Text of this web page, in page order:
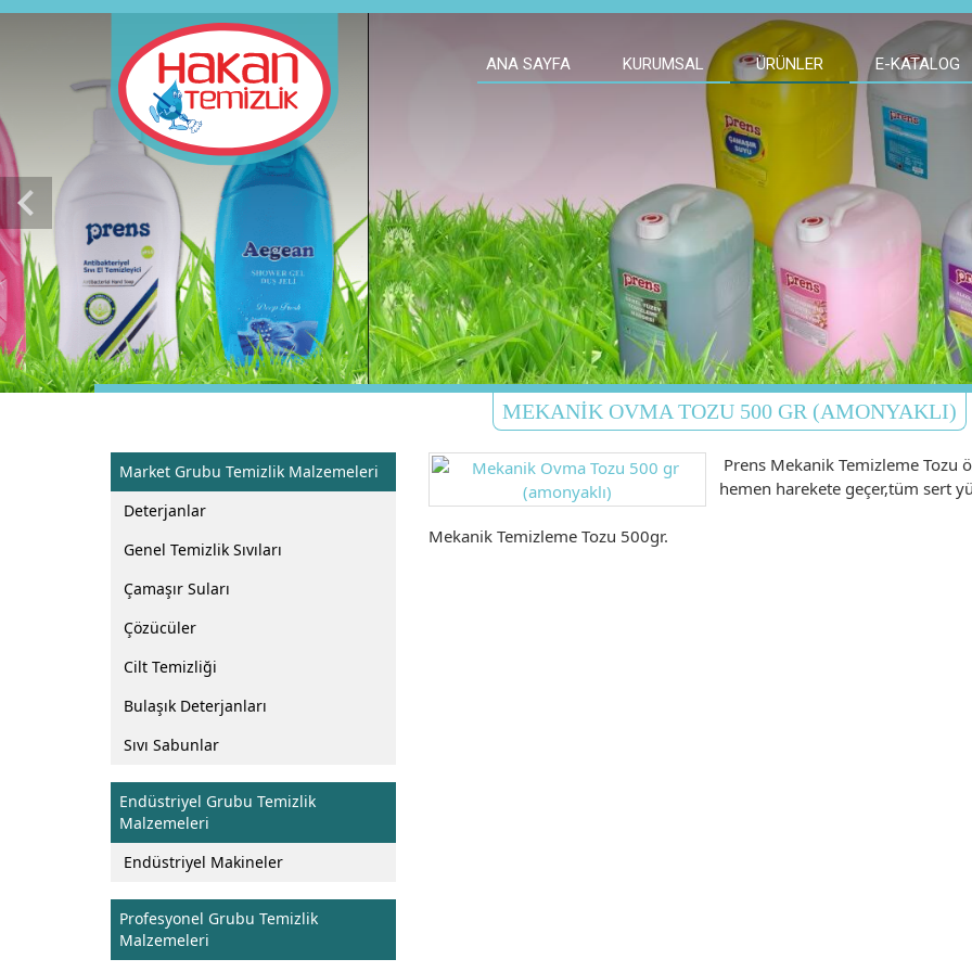
chevron_left
ANA SAYFA KURUMSAL ÜRÜNLER E-KATALOG
MEKANIK OVMA TOZU 500 GR (AMONYAKLI)
Market Grubu Temizlik Malzemeleri
Deterjanlar
Genel Temizlik Sıvıları
Çamaşır Suları
Çözücüler
Cilt Temizliği
Bulaşık Deterjanları
Sıvı Sabunlar
Endüstriyel Grubu Temizlik
Malzemeleri
Endüstriyel Makineler
Profesyonel Grubu Temizlik
Malzemeleri
Prens Mekanik Temizleme
hemen harekete geçer,tüm sert
Mekanik Temizleme Tozu 500gr.